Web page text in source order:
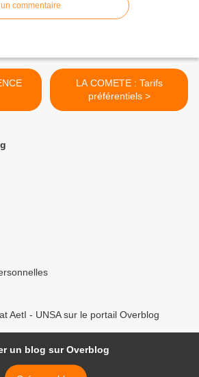
commentaire
LA COMETE : Tarifs
préférentiels >
AetI - UNSA sur le portail Overblog
un blog sur Overblog